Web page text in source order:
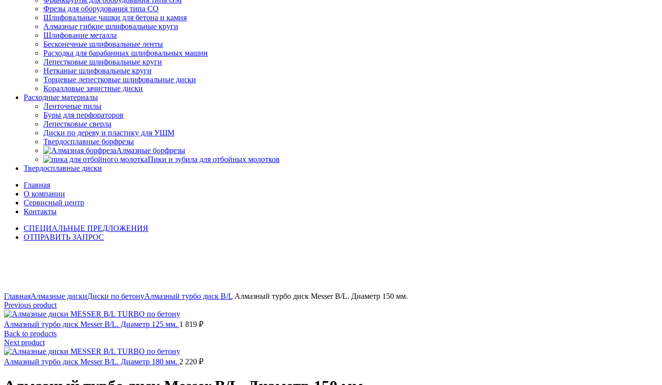
Фрезы для оборудования типа СО
Шлифовальные чашки для бетона и камня
Алмазные гибкие шлифовальные круги
Шлифование металла
Бесконечные шлифовальные ленты
Расходка для барабанных шлифовальных машин
Лепестковые шлифовальные круги
Нетканые шлифовальные круги
Торцевые лепестковые шлифовальные диски
Коралловые зачистные диски
Расходные материалы
Ленточные пилы
Буры для перфораторов
Лепестковые сверла
Диски по дереву и пластику для УШМ
Твердосплавные борфрезы
Алмазные борфрезы
Пики и зубила для отбойных молотков
Твердосплавные диски
Главная
О компании
Сервисный центр
Контакты
СПЕЦИАЛЬНЫЕ ПРЕДЛОЖЕНИЯ
ОТПРАВИТЬ ЗАПРОС
ГлавнаяАлмазные дискиДиски по бетонуАлмазный турбо диск B/L Алмазный турбо диск Messer B/L. Диаметр 150 мм.
Previous product
Алмазный турбо диск Messer B/L. Диаметр 125 мм. 1 819 ₽
Back to products
Next product
Алмазный турбо диск Messer B/L. Диаметр 180 мм. 2 220 ₽